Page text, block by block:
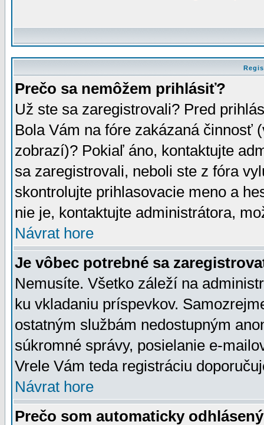
Prečo sa nemôžem prihlásiť?
Už ste sa zaregistrovali? Pred
Bola Vám na fóre zakázaná činnosť
zobrazí)? Pokiaľ áno, kontaktujte
sa zaregistrovali, neboli ste z fóra
skontrolujte prihlasovacie meno a
nie je, kontaktujte administrátora,
Návrat hore
Je vôbec potrebné sa
Nemusíte. Všetko záleží na
ku vkladaniu príspevkov.
ostatným službám nedostupným
súkromné správy, posielanie e-
Vrele Vám teda registráciu
Návrat hore
Prečo som automaticky